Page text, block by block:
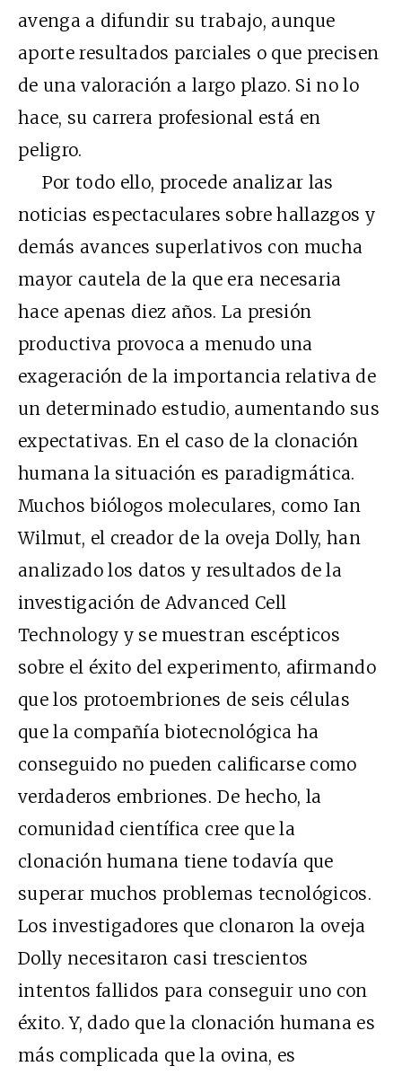
avenga a difundir su trabajo, aunque
aporte resultados parciales o que precisen
de una valoración a largo plazo. Si no lo
hace, su carrera profesional está en
peligro.
Por todo ello, procede analizar las
noticias espectaculares sobre hallazgos y
demás avances superlativos con mucha
mayor cautela de la que era necesaria
hace apenas diez años. La presión
productiva provoca a menudo una
exageración de la importancia relativa de
un determinado estudio, aumentando sus
expectativas. En el caso de la clonación
humana la situación es paradigmática.
Muchos biólogos moleculares, como Ian
Wilmut, el creador de la oveja Dolly, han
analizado los datos y resultados de la
investigación de Advanced Cell
Technology y se muestran escépticos
sobre el éxito del experimento, afirmando
que los protoembriones de seis células
que la compañía biotecnológica ha
conseguido no pueden calificarse como
verdaderos embriones. De hecho, la
comunidad científica cree que la
clonación humana tiene todavía que
superar muchos problemas tecnológicos.
Los investigadores que clonaron la oveja
Dolly necesitaron casi trescientos
intentos fallidos para conseguir uno con
éxito. Y, dado que la clonación humana es
más complicada que la ovina, es